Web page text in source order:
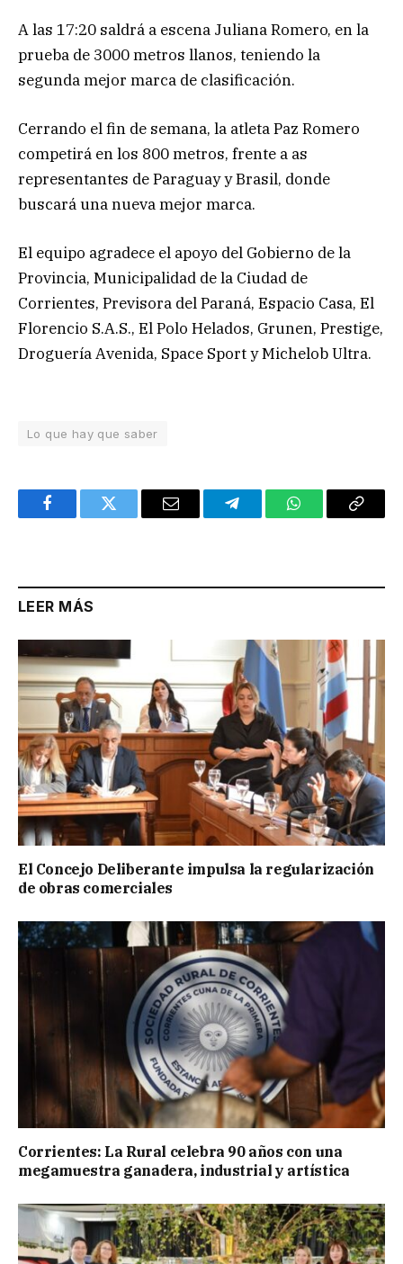
A las 17:20 saldrá a escena Juliana Romero, en la
prueba de 3000 metros llanos, teniendo la
segunda mejor marca de clasificación.
Cerrando el fin de semana, la atleta Paz Romero
competirá en los 800 metros, frente a as
representantes de Paraguay y Brasil, donde
buscará una nueva mejor marca.
El equipo agradece el apoyo del Gobierno de la
Provincia, Municipalidad de la Ciudad de
Corrientes, Previsora del Paraná, Espacio Casa, El
Florencio S.A.S., El Polo Helados, Grunen, Prestige,
Droguería Avenida, Space Sport y Michelob Ultra.
Lo que hay que saber
FacebookTwitter Email TelegramWhatsAppCopy
LEER MÁS
El Concejo Deliberante impulsa la regularización
de obras comerciales
Corrientes: La Rural celebra 90 años con una
megamuestra ganadera, industrial y artística